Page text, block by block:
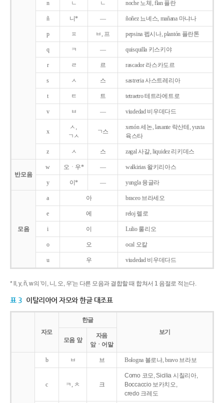
n ㄴ ㄴ noche 노체, flan 플란
ñ 니* ― ñoñez 뇨녜스, mañana 마냐나
p ㅍ ㅂ, 프 pepsina 펩시나, plantón 플란톤
q ㅋ ― quisquilla 키스키야
r ㄹ 르 rascador 라스카도르
s ㅅ 스 sastreria 사스트레리아
t ㅌ 트 tetraetro 테트라에트로
v ㅂ ― viudedad 비우데다드
x
ㅅ,
ㄱㅅ
ㄱ스
xenón 세논, laxante 락산테, yuxta
육스타
z ㅅ 스 zagal 사갈, liquidez 리키데스
반모음
w 오ㆍ우* ― walkirias 왈키리아스
y 이* ― yungla 융글라
모음
a 아 braceo 브라세오
e 에 reloj 렐로
i 이 Lulio 룰리오
o 오 ocal 오칼
u 우 viudedad 비우데다드
* ll, y, ñ, w의 '이, 니, 오, 우'는 다른 모음과 결합할 때 합쳐서 1 음절로 적는다.
표 3 이탈리아어 자모와 한글 대조표
자모
한글
보기
모음 앞
자음
앞ㆍ어말
b ㅂ 브 Bologna 볼로냐, bravo 브라보
c ㅋ, ㅊ 크
Como 코모, Sicilia 시칠리아,
Boccaccio 보카치오,
credo 크레도